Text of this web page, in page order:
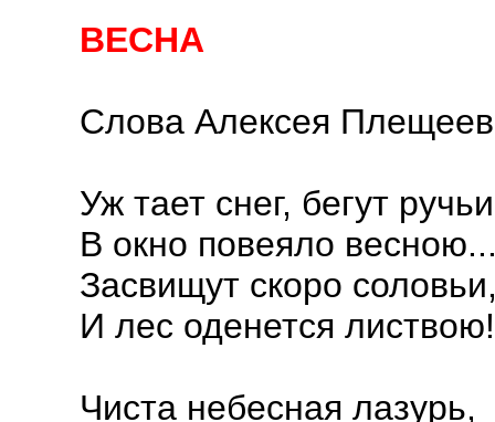
ВЕСНА
Слова Алексея
Уж тает снег, бегут
В окно повеяло
Засвищут скоро
И лес оденется листвою!
Чиста небесная лазурь,